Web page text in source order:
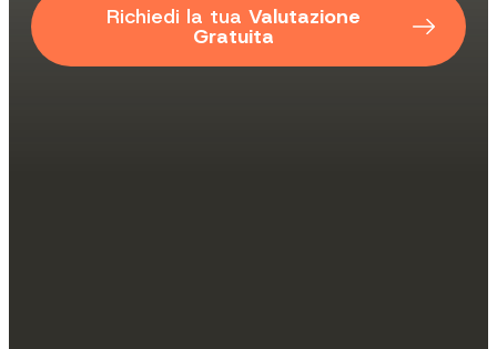
Richiedi la tua Valutazione
Gratuita